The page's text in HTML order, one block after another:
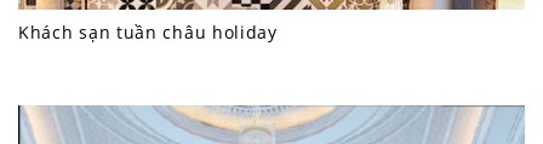
Khách sạn tuần châu holiday